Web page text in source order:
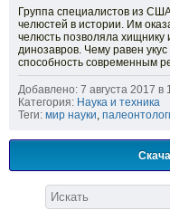
Группа специалистов из
челюстей в истории. Им
челюсть позволяла хищнику
динозавров. Чему равен
способность современным
Добавлено: 7 августа 2017 в
Категория: Наука и техника
Теги: мир науки,